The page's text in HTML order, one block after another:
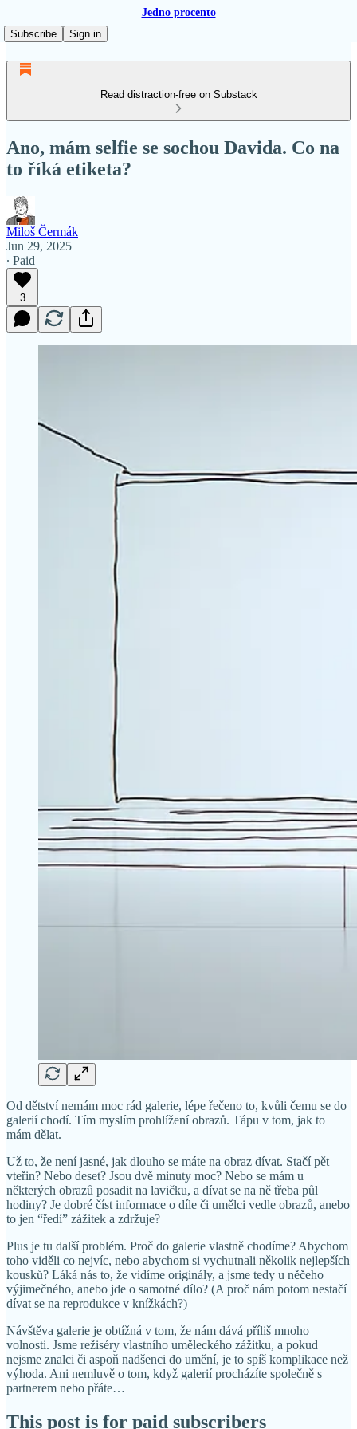
Jedno procento
Subscribe
Sign in
Read distraction-free on Substack
Ano, mám selfie se sochou Davida. Co na
to říká etiketa?
Miloš Čermák
Jun 29, 2025
∙ Paid
3
Od dětství nemám moc rád galerie, lépe řečeno to, kvůli čemu se do
galerií chodí. Tím myslím prohlížení obrazů. Tápu v tom, jak to
mám dělat.
Už to, že není jasné, jak dlouho se máte na obraz dívat. Stačí pět
vteřin? Nebo deset? Jsou dvě minuty moc? Nebo se mám u
některých obrazů posadit na lavičku, a dívat se na ně třeba půl
hodiny? Je dobré číst informace o díle či umělci vedle obrazů, anebo
to jen “ředí” zážitek a zdržuje?
Plus je tu další problém. Proč do galerie vlastně chodíme? Abychom
toho viděli co nejvíc, nebo abychom si vychutnali několik nejlepších
kousků? Láká nás to, že vidíme originály, a jsme tedy u něčeho
výjimečného, anebo jde o samotné dílo? (A proč nám potom nestačí
dívat se na reprodukce v knížkách?)
Návštěva galerie je obtížná v tom, že nám dává příliš mnoho
volnosti. Jsme režiséry vlastního uměleckého zážitku, a pokud
nejsme znalci či aspoň nadšenci do umění, je to spíš komplikace než
výhoda. Ani nemluvě o tom, když galerií procházíte společně s
partnerem nebo přáte…
This post is for paid subscribers